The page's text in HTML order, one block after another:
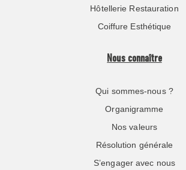
Hôtellerie Restauration
Coiffure Esthétique
Nous connaître
Qui sommes-nous ?
Organigramme
Nos valeurs
Résolution générale
S’engager avec nous